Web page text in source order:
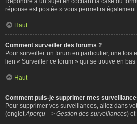
réponse est postée » vous permettra
Haut
Comment surveiller des forums ?
Pour surveiller un forum en particulier, une fois
lien « Surveiller ce forum » qui se trouve en bas
Haut
Comment puis-je supprimer mes
Pour supprimer vos surveillances, allez dans
(onglet Aperçu --> Gestion des surveillances) et